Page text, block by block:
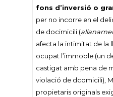
fons d’inversió o
per no incorre en el
de docimicili (
afecta la intimitat de la
ocupat l’immoble (un
castigat amb pena de
violació de dcomicili),
propietaris originals